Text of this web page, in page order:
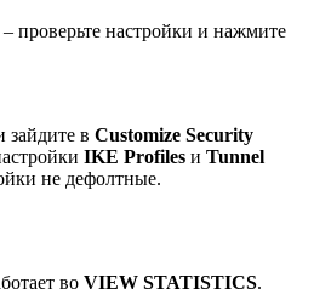
– проверьте настройки и нажмите
зайдите в Customize Security
IKE Profiles и Tunnel
не дефолтные.
во VIEW STATISTICS.